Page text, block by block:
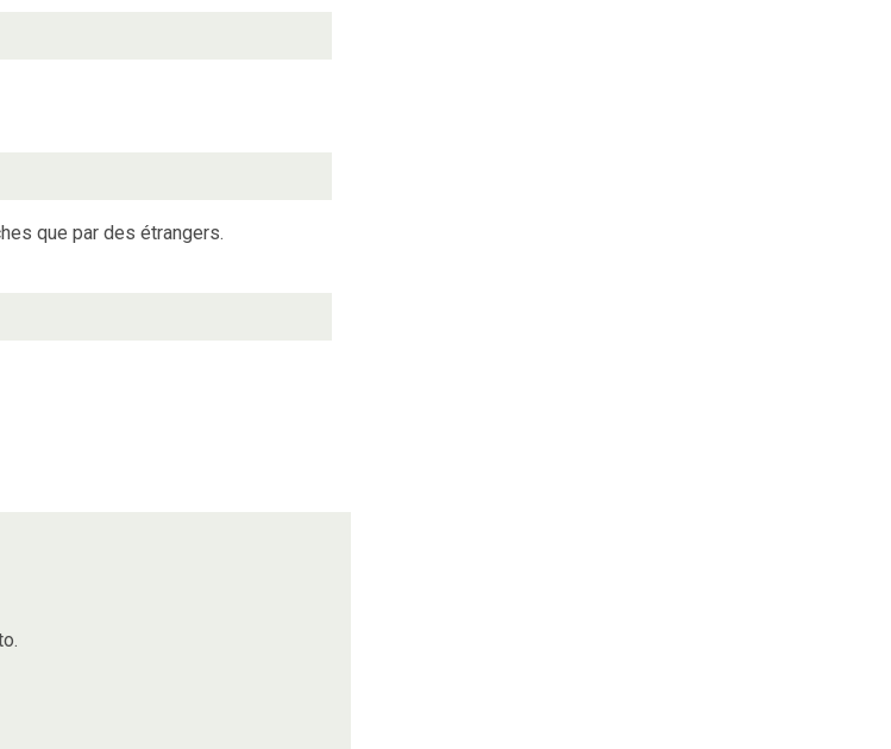
que par des étrangers.